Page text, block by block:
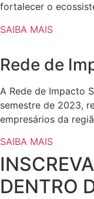
fortalecer o
SAIBA MAIS
Rede de
A Rede de Impacto
semestre de 2023,
empresários da
SAIBA MAIS
DENTRO